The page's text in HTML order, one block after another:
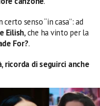
senso “in casa”: ad
Eilish, che ha vinto per la
For?.
ricorda di seguirci anche